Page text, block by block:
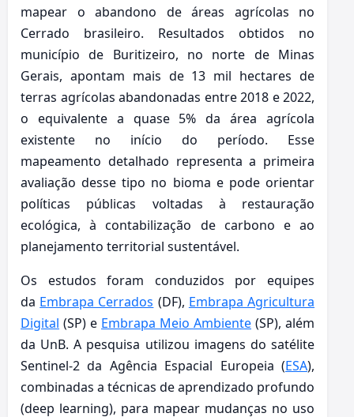
mapear o abandono de áreas agrícolas no
Cerrado brasileiro. Resultados obtidos no
município de Buritizeiro, no norte de Minas
Gerais, apontam mais de 13 mil hectares de
terras agrícolas abandonadas entre 2018 e 2022,
o equivalente a quase 5% da área agrícola
existente no início do período. Esse
mapeamento detalhado representa a primeira
avaliação desse tipo no bioma e pode orientar
políticas públicas voltadas à restauração
ecológica, à contabilização de carbono e ao
planejamento territorial sustentável.
Os estudos foram conduzidos por equipes
da Embrapa Cerrados (DF), Embrapa Agricultura
Digital (SP) e Embrapa Meio Ambiente (SP), além
da UnB. A pesquisa utilizou imagens do satélite
Sentinel-2 da Agência Espacial Europeia (ESA),
combinadas a técnicas de aprendizado profundo
(deep learning), para mapear mudanças no uso